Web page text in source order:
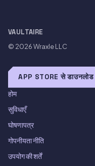
VAULTAIRE
© 2026Wraxle LLC
APP STORE से
होम
सुविधाएँ
घोषणापत्र
गोपनीयता नीति
उपयोग की शर्तें